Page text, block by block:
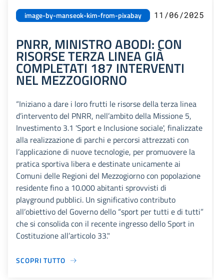
image-by-manseok-kim-from-pixabay 11/06/2025
PNRR, MINISTRO ABODI: CON
RISORSE TERZA LINEA GIÀ
COMPLETATI 187 INTERVENTI
NEL MEZZOGIORNO
“Iniziano a dare i loro frutti le risorse della terza linea
d’intervento del PNRR, nell’ambito della Missione 5,
Investimento 3.1 'Sport e Inclusione sociale', finalizzate
alla realizzazione di parchi e percorsi attrezzati con
l’applicazione di nuove tecnologie, per promuovere la
pratica sportiva libera e destinate unicamente ai
Comuni delle Regioni del Mezzogiorno con popolazione
residente fino a 10.000 abitanti sprovvisti di
playground pubblici. Un significativo contributo
all’obiettivo del Governo dello “sport per tutti e di tutti”
che si consolida con il recente ingresso dello Sport in
Costituzione all’articolo 33."
SCOPRI TUTTO